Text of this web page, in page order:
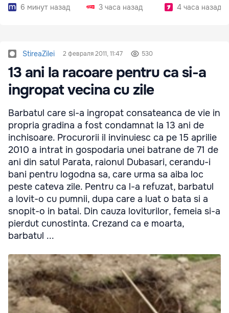
6 минут назад
3 часа назад
4 часа назад
StireaZilei 2 февраля 2011, 11:47 530
13 ani la racoare pentru ca si-a
ingropat vecina cu zile
Barbatul care si-a ingropat consateanca de vie in
propria gradina a fost condamnat la 13 ani de
inchisoare. Procurorii il invinuiesc ca pe 15 aprilie
2010 a intrat in gospodaria unei batrane de 71 de
ani din satul Parata, raionul Dubasari, cerandu-i
bani pentru logodna sa, care urma sa aiba loc
peste cateva zile. Pentru ca l-a refuzat, barbatul
a lovit-o cu pumnii, dupa care a luat o bata si a
snopit-o in batai. Din cauza loviturilor, femeia si-a
pierdut cunostinta. Crezand ca e moarta,
barbatul ...